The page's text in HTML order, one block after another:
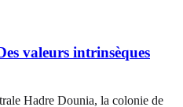
valeurs intrinsèques
Hadre Dounia, la colonie de